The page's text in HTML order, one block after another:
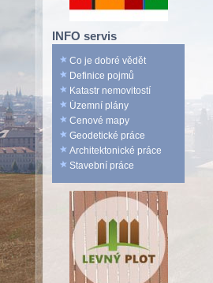
INFO servis
Co je dobré vědět
Definice pojmů
Katastr nemovitostí
Územní plány
Cenové mapy
Geodetické práce
Architektonické práce
Stavební práce